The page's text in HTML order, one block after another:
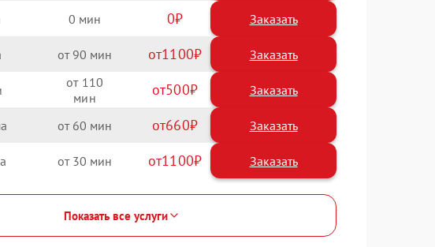
0 0 Заказать
90 1100
110 500
60 660
30 1100
Показать все услуги